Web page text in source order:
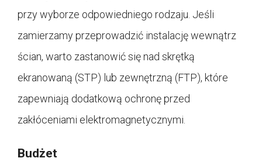
przy wyborze odpowiedniego rodzaju. Jeśli
zamierzamy przeprowadzić instalację wewnątrz
ścian, warto zastanowić się nad skrętką
ekranowaną (STP) lub zewnętrzną (FTP), które
zapewniają dodatkową ochronę przed
zakłóceniami elektromagnetycznymi.
Budżet